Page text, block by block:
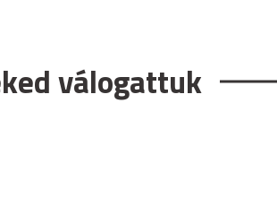
válogattuk